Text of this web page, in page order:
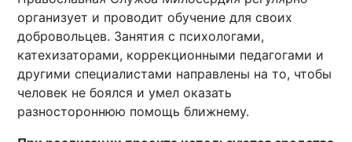
организует и проводит обучение для своих
добровольцев. Занятия с психологами,
катехизаторами, коррекционными педагогами и
другими специалистами направлены на то, чтобы
человек не боялся и умел оказать
разностороннюю помощь ближнему.